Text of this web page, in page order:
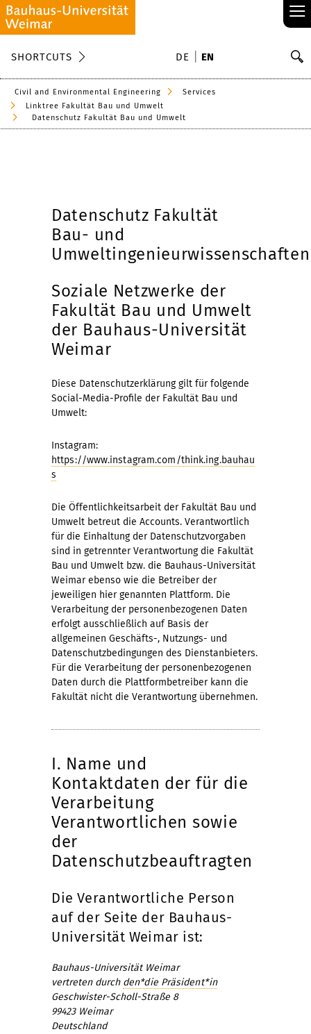
≡
SHORTCUTS DE EN
Civil and Environmental Engineering
Services
Linktree Fakultät Bau und Umwelt
Datenschutz Fakultät Bau und Umwelt
Datenschutz Fakultät
Bau- und
Umweltingenieurwissenschaften
Soziale Netzwerke der
Fakultät Bau und Umwelt
der Bauhaus-Universität
Weimar
Diese Datenschutzerklärung gilt für folgende
Social-Media-Profile der Fakultät Bau und
Umwelt:
Instagram:
https://www.instagram.com/think.ing.bauhau
s
Die Öffentlichkeitsarbeit der Fakultät Bau und
Umwelt betreut die Accounts. Verantwortlich
für die Einhaltung der Datenschutzvorgaben
sind in getrennter Verantwortung die Fakultät
Bau und Umwelt bzw. die Bauhaus-Universität
Weimar ebenso wie die Betreiber der
jeweiligen hier genannten Plattform. Die
Verarbeitung der personenbezogenen Daten
erfolgt ausschließlich auf Basis der
allgemeinen Geschäfts-, Nutzungs- und
Datenschutzbedingungen des Dienstanbieters.
Für die Verarbeitung der personenbezogenen
Daten durch die Plattformbetreiber kann die
Fakultät nicht die Verantwortung übernehmen.
I. Name und
Kontaktdaten der für die
Verarbeitung
Verantwortlichen sowie
der
Datenschutzbeauftragten
Die Verantwortliche Person
auf der Seite der Bauhaus-
Universität Weimar ist:
Bauhaus-Universität Weimar
vertreten durch den*die Präsident*in
Geschwister-Scholl-Straße 8
99423 Weimar
Deutschland